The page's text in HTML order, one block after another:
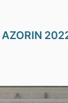
AZORIN